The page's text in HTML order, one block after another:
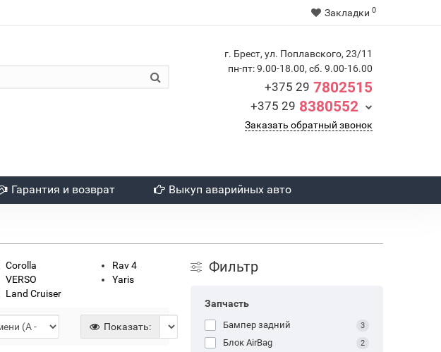
Закладки 0
г. Брест, ул. Поплавского, 23/11
пн-пт: 9.00-18.00, сб. 9.00-16.00
+375 29 7802515
+375 29 8380552
Заказать обратный звонок
Гарантия и возврат Выкуп аварийных авто
Corolla
VERSO
Land Cruiser
Rav 4
Yaris
Показать:
Фильтр
Запчасть
Бампер задний 3
Блок AirBag 2